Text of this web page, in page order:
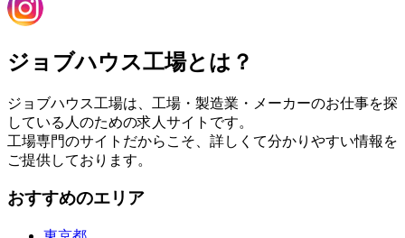
ジョブハウス工場とは？
ジョブハウス工場は、工場・製造業・メーカーのお仕事を探
している人のための求人サイトです。
工場専門のサイトだからこそ、詳しくて分かりやすい情報を
ご提供しております。
おすすめのエリア